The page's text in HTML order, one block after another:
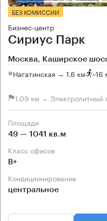
БЕЗ КОМИССИИ
Бизнес-центр
Сириус Парк
Москва, Каширское
Нагатинская → 1.6 км ~16
1.09 км → Электролитный
Площади
49 — 1041 кв.м
Класс офисов
B+
Кондиционирование
центральное